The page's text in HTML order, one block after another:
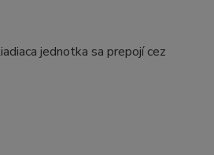
jednotka sa prepojí cez